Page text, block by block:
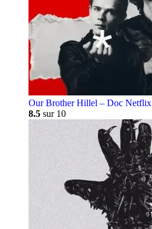
Our Brother Hillel – Doc Netflix
8.5 sur 10